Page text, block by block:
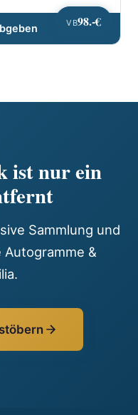
VB98.-€
ist nur ein
Sammlung und
&